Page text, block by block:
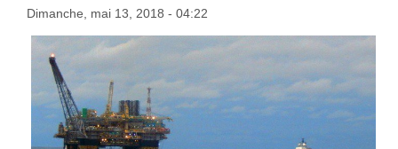
Dimanche, mai 13, 2018 - 04:22